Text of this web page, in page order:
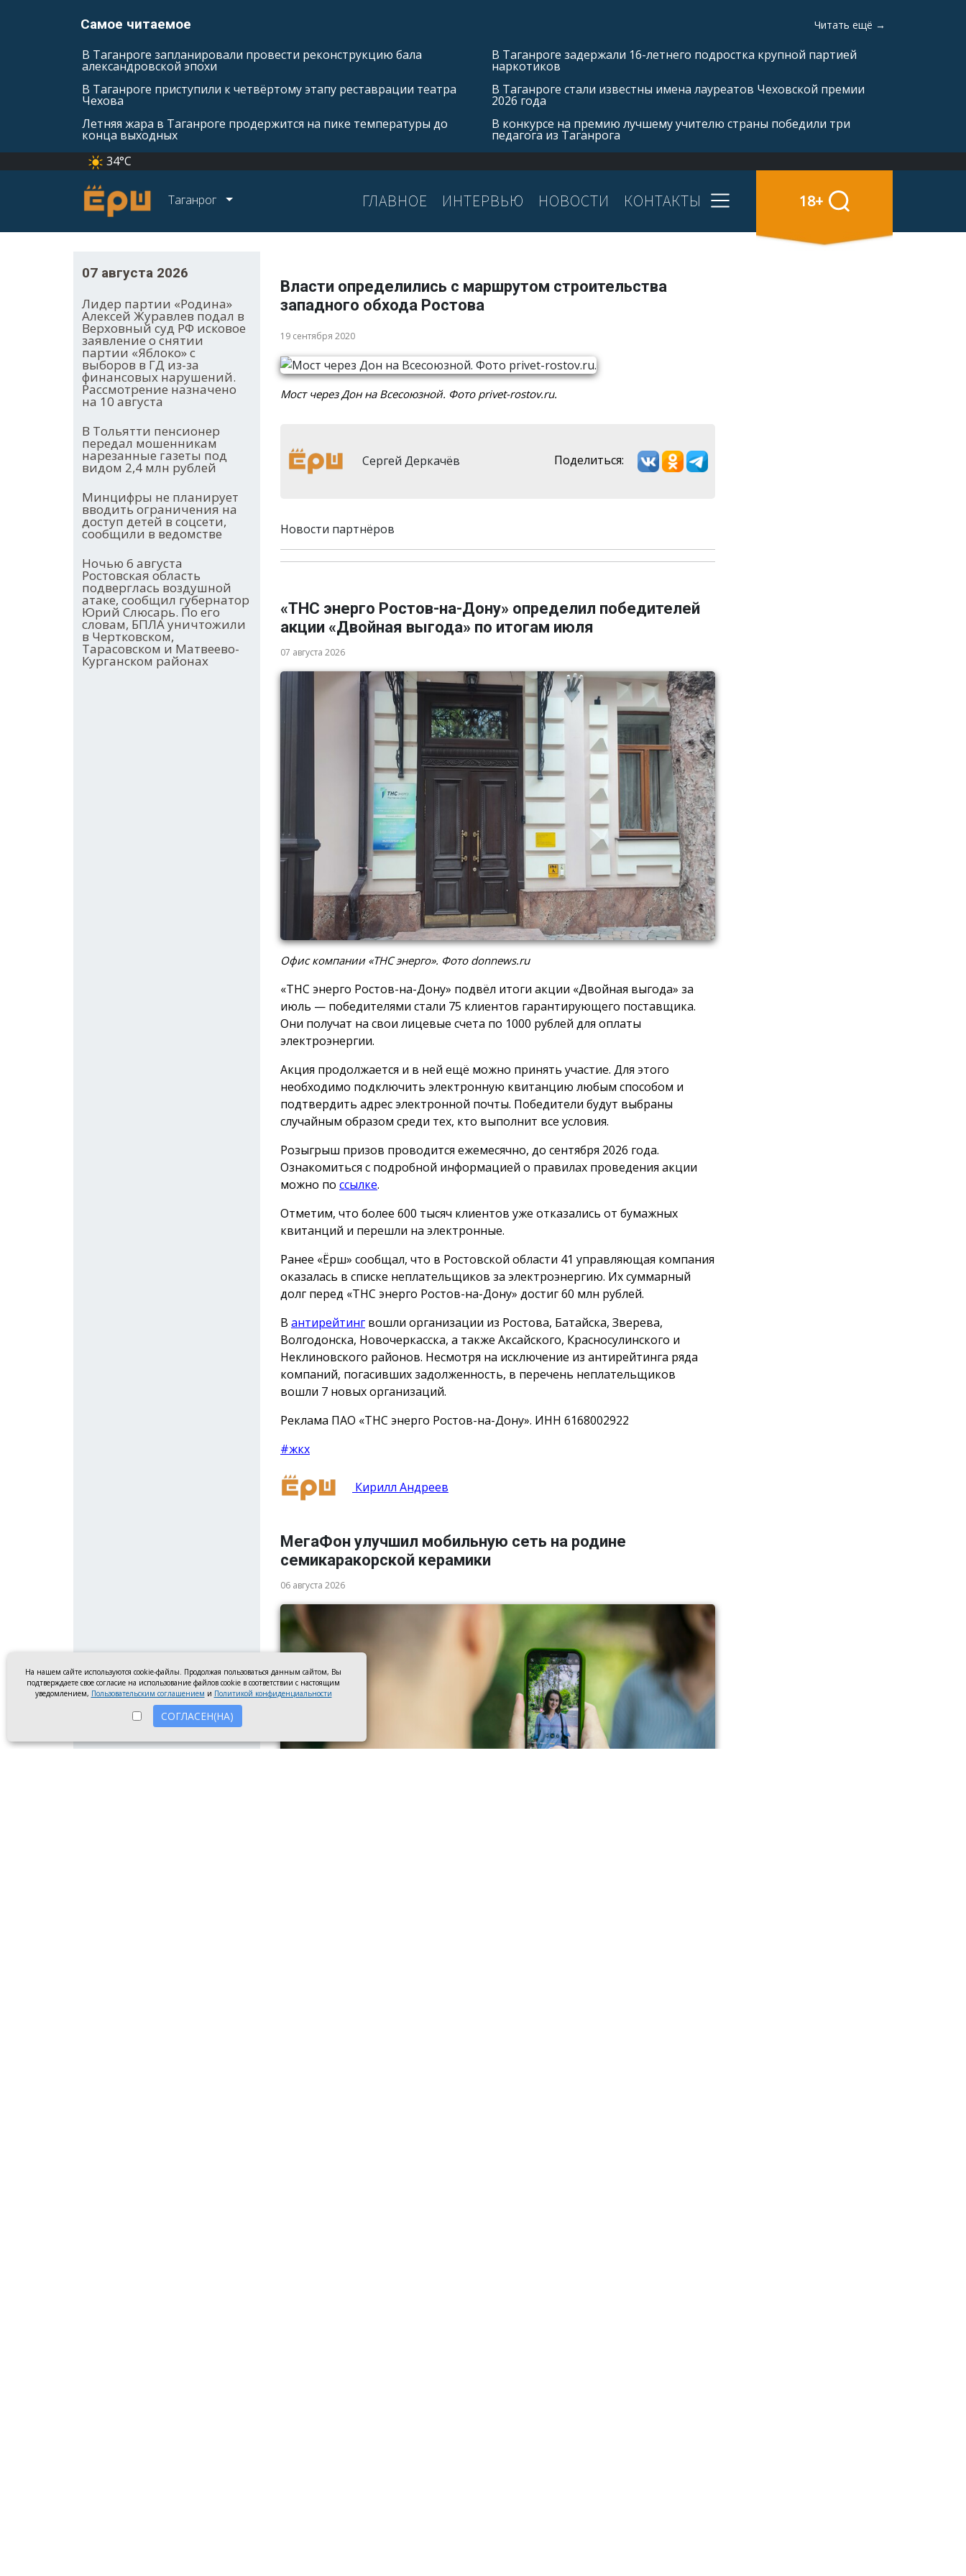
Самое читаемое Читать ещё →
В Таганроге запланировали провести реконструкцию бала
александровской эпохи
В Таганроге приступили к четвёртому этапу реставрации театра
Чехова
Летняя жара в Таганроге продержится на пике температуры до
конца выходных
В Таганроге задержали 16-летнего подростка крупной партией
наркотиков
В Таганроге стали известны имена лауреатов Чеховской премии
2026 года
В конкурсе на премию лучшему учителю страны победили три
педагога из Таганрога
34°C
Таганрог ГЛАВНОЕ ИНТЕРВЬЮ НОВОСТИ КОНТАКТЫ 18+
07 августа 2026
Лидер партии «Родина»
Алексей Журавлев подал в
Верховный суд РФ исковое
заявление о снятии
партии «Яблоко» с
выборов в ГД из-за
финансовых нарушений.
Рассмотрение назначено
на 10 августа
В Тольятти пенсионер
передал мошенникам
нарезанные газеты под
видом 2,4 млн рублей
Минцифры не планирует
вводить ограничения на
доступ детей в соцсети,
сообщили в ведомстве
Ночью 6 августа
Ростовская область
подверглась воздушной
атаке, сообщил губернатор
Юрий Слюсарь. По его
словам, БПЛА уничтожили
в Чертковском,
Тарасовском и Матвеево-
Курганском районах
Власти определились с маршрутом строительства
западного обхода Ростова
19 сентября 2020
Мост через Дон на Всесоюзной. Фото privet-rostov.ru.
Сергей Деркачёв Поделиться:
Новости партнёров
«ТНС энерго Ростов-на-Дону» определил победителей
акции «Двойная выгода» по итогам июля
07 августа 2026
Офис компании «ТНС энерго». Фото donnews.ru
«ТНС энерго Ростов-на-Дону» подвёл итоги акции «Двойная выгода» за
июль — победителями стали 75 клиентов гарантирующего поставщика.
Они получат на свои лицевые счета по 1000 рублей для оплаты
электроэнергии.
Акция продолжается и в ней ещё можно принять участие. Для этого
необходимо подключить электронную квитанцию любым способом и
подтвердить адрес электронной почты. Победители будут выбраны
случайным образом среди тех, кто выполнит все условия.
Розыгрыш призов проводится ежемесячно, до сентября 2026 года.
Ознакомиться с подробной информацией о правилах проведения акции
можно по ссылке.
Отметим, что более 600 тысяч клиентов уже отказались от бумажных
квитанций и перешли на электронные.
Ранее «Ёрш» сообщал, что в Ростовской области 41 управляющая компания
оказалась в списке неплательщиков за электроэнергию. Их суммарный
долг перед «ТНС энерго Ростов-на-Дону» достиг 60 млн рублей.
В антирейтинг вошли организации из Ростова, Батайска, Зверева,
Волгодонска, Новочеркасска, а также Аксайского, Красносулинского и
Неклиновского районов. Несмотря на исключение из антирейтинга ряда
компаний, погасивших задолженность, в перечень неплательщиков
вошли 7 новых организаций.
Реклама ПАО «ТНС энерго Ростов-на-Дону». ИНН 6168002922
#жкх
Кирилл Андреев
МегаФон улучшил мобильную сеть на родине
семикаракорской керамики
06 августа 2026
На нашем сайте используются cookie-файлы. Продолжая пользоваться данным сайтом, Вы
подтверждаете свое согласие на использование файлов cookie в соответствии с настоящим
уведомлением, Пользовательским соглашением и Политикой конфиденциальности
СОГЛАСЕН(НА)